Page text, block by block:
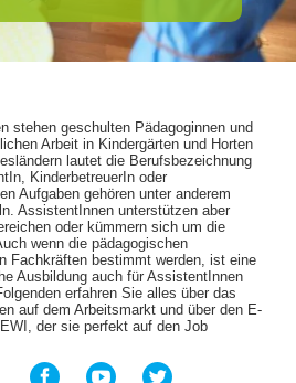
stehen geschulten Pädagoginnen und
Arbeit in Kindergärten und Horten
lautet die Berufsbezeichnung
KinderbetreuerIn oder
Aufgaben gehören unter anderem
AssistentInnen unterstützen aber
oder kümmern sich um die
wenn die pädagogischen
Fachkräften bestimmt werden, ist eine
Ausbildung auch für AssistentInnen
erfahren Sie alles über das
auf dem Arbeitsmarkt und über den E-
der sie perfekt auf den Job